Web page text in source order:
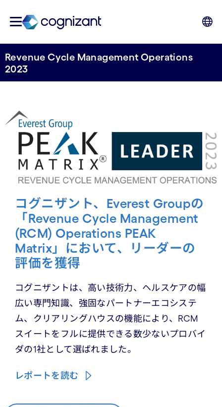
Revenue Cycle Management Operations
2023
コグニザント、Everest Groupの
「Revenue Cycle Management
(RCM) Operations PEAK
Matrix」において、リーダーの
評価を獲得
コグニザントは、高い技術力、ヘルスケアの幅
広い専門知識、強固なパートナーエコシステ
ム、クリアリングハウスの機能により、RCM
スイートをフルに提供できる数少ないプロバイ
ダの1社として選ばれました。
レポートを読む